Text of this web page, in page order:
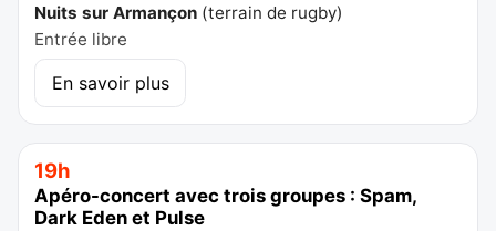
Nuits sur Armançon (terrain de rugby)
Entrée libre
En savoir plus
19h
Apéro-concert avec trois groupes : Spam,
Dark Eden et Pulse